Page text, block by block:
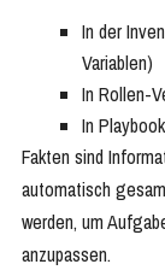
In der
Variablen)
In Rollen-
In
Fakten sind
automatisch
werden, um
anzupassen.